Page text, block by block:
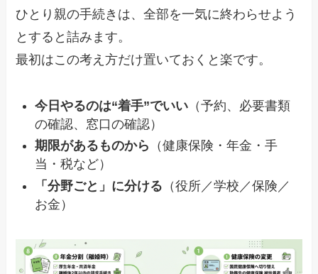
ひとり親の手続きは、全部を一気に終わらせよう
とすると詰みます。
最初はこの考え方だけ置いておくと楽です。
今日やるのは“着手”でいい （予約、必要書類
の確認、窓口の確認）
期限があるものから
（健康保険・年金・手
当・税など）
「分野ごと」に分ける （役所／学校／保険／
お金）